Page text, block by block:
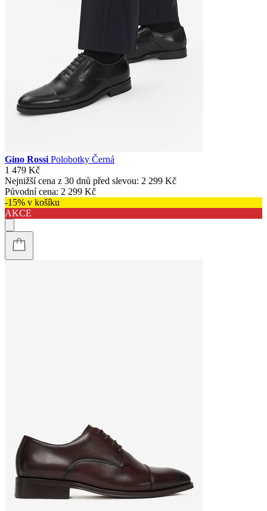
Gino Rossi Polobotky Černá
1 479 Kč
Nejnižší cena z 30 dnů před slevou: 2 299 Kč
Původní cena: 2 299 Kč
-15% v košíku
AKCE